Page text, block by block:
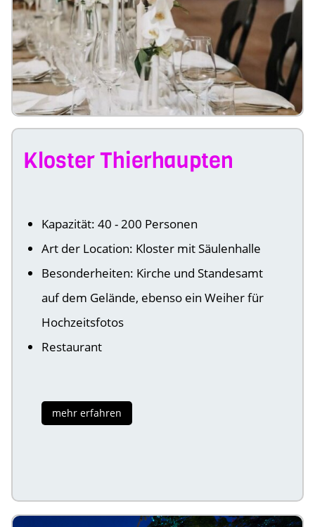
Kloster Thierhaupten
Kapazität: 40 - 200 Personen
Art der Location: Kloster mit Säulenhalle
Besonderheiten: Kirche und Standesamt
auf dem Gelände, ebenso ein Weiher für
Hochzeitsfotos
Restaurant
mehr erfahren